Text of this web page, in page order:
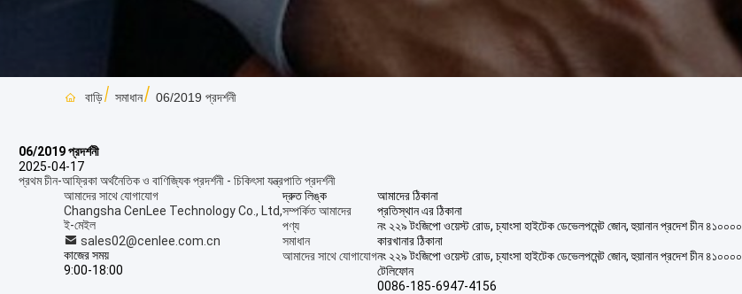
বাড়ি সমাধান 06/2019 প্রদর্শনী
06/2019 প্রদর্শনী
2025-04-17
প্রথম চীন-আফ্রিকা অর্থনৈতিক ও বাণিজ্যিক প্রদর্শনী - চিকিৎসা যন্ত্রপাতি প্রদর্শনী
আমাদের সাথে যোগাযোগ
Changsha CenLee Technology Co., Ltd,
ই-মেইল
sales02@cenlee.com.cn
কাজের সময়
9:00-18:00
দ্রুত লিঙ্ক
সম্পর্কিত আমাদের
পণ্য
সমাধান
আমাদের সাথে যোগাযোগ
আমাদের ঠিকানা
প্রতিস্থান এর ঠিকানা
নং ২২৯ টংজিপো ওয়েস্ট রোড, চ্যাংসা হাইটেক ডেভেলপমেন্ট জোন, হুয়ানান প্রদেশ চীন ৪১০০০০
কারখানার ঠিকানা
নং ২২৯ টংজিপো ওয়েস্ট রোড, চ্যাংসা হাইটেক ডেভেলপমেন্ট জোন, হুয়ানান প্রদেশ চীন ৪১০০০০
টেলিফোন
0086-185-6947-4156